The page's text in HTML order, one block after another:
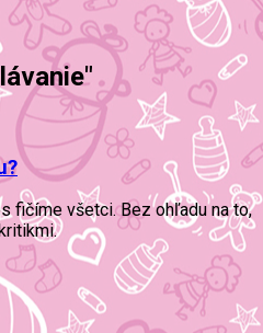
fičíme všetci. Bez ohľadu na to,